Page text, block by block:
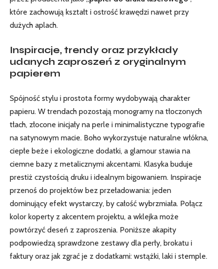
które zachowują kształt i ostrość krawędzi nawet przy
dużych aplach.
Inspiracje, trendy oraz przykłady
udanych zaproszeń z oryginalnym
papierem
Spójność stylu i prostota formy wydobywają charakter
papieru. W trendach pozostają monogramy na tłoczonych
tłach, złocone inicjały na perle i minimalistyczne typografie
na satynowym macie. Boho wykorzystuje naturalne włókna,
ciepłe beże i ekologiczne dodatki, a glamour stawia na
ciemne bazy z metalicznymi akcentami. Klasyka buduje
prestiż czystością druku i idealnym bigowaniem. Inspiracje
przenoś do projektów bez przeładowania: jeden
dominujący efekt wystarczy, by całość wybrzmiała. Połącz
kolor koperty z akcentem projektu, a wklejka może
powtórzyć deseń z zaproszenia. Poniższe akapity
podpowiedzą sprawdzone zestawy dla perły, brokatu i
faktury oraz jak zgrać je z dodatkami: wstążki, laki i stemple.